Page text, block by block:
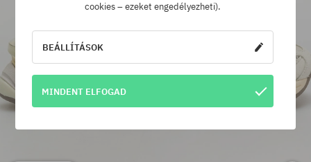
cookies – ezeket engedélyezheti).
BEÁLLÍTÁSOK
MINDENT ELFOGAD